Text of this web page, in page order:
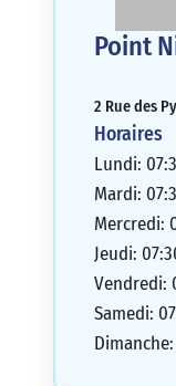
Point
2 Rue des
Horaires
Lundi:
Mardi:
Mercredi:
Jeudi:
Vendredi:
Samedi: